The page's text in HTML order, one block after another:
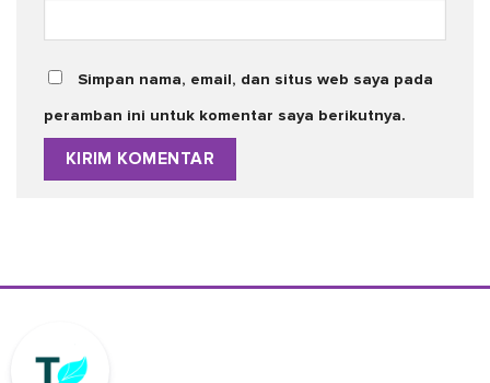
Simpan nama, email, dan situs web saya pada
peramban ini untuk komentar saya berikutnya.